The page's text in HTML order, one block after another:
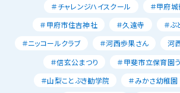
＃チャレンジハイスクール
＃甲府
＃甲府市住吉神社
＃久遠寺
＃ぶ
＃ニッコールクラブ
＃河西歩果さん 河
＃信玄公まつり
＃甲斐市立保育園
＃山梨ことぶき勧学院
＃みかさ幼稚園